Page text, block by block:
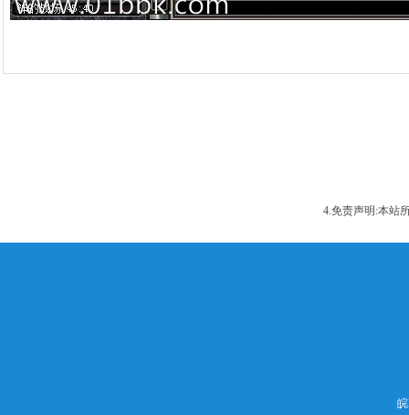
4.免责声明:本站